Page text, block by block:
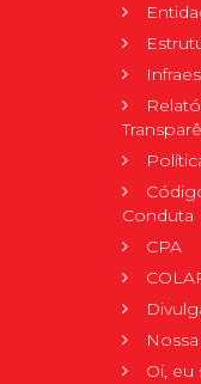
Conduta
CPA
Oi, eu